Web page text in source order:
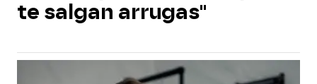
te salgan arrugas"